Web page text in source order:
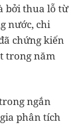
bởi thua lỗ từ
nước, chi
chứng kiến
trong năm
ngắn
phân tích